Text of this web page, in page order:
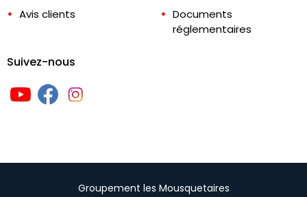
Avis clients
Documents
réglementaires
Suivez-nous
Groupement les Mousquetaires